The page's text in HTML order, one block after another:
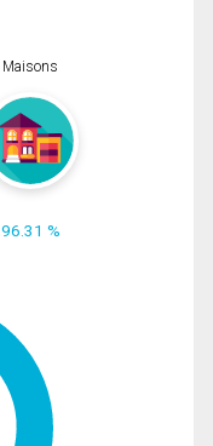
Maisons
96.31 %